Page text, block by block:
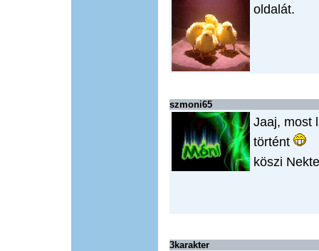
oldalát.
szmoni65
Jaaj, most
történt
köszi
3karakter